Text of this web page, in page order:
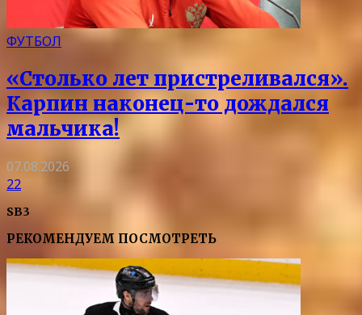
ФУТБОЛ
«Столько лет пристреливался».
Карпин наконец-то дождался
мальчика!
07.08.2026
22
SB3
РЕКОМЕНДУЕМ ПОСМОТРЕТЬ